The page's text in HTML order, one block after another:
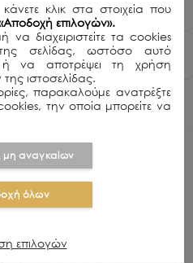
σμάλτο.
ΠΡΟΪΟΝΤΑ
κλικ στα στοιχεία που
επιλογών».
διαχειριστείτε τα cookies
σελίδας, ωστόσο αυτό
ή να αποτρέψει τη χρήση
ιστοσελίδας.
παρακαλούμε ανατρέξτε
την οποία μπορείτε να
αναγκαίων
όλων
επιλογών